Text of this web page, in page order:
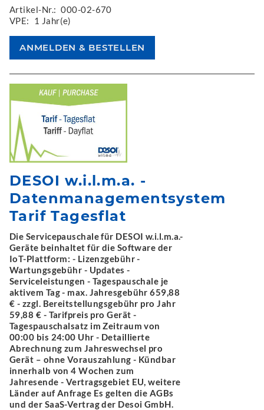
Artikel-Nr.: 000-02-670
VPE:
1 Jahr(e)
DESOI w.i.l.m.a. -
Datenmanagementsystem
Tarif Tagesflat
Die Servicepauschale für DESOI w.i.l.m.a.-
Geräte beinhaltet für die Software der
IoT-Plattform: - Lizenzgebühr -
Wartungsgebühr - Updates -
Serviceleistungen - Tagespauschale je
aktivem Tag - max. Jahresgebühr 659,88
€ - zzgl. Bereitstellungsgebühr pro Jahr
59,88 € - Tarifpreis pro Gerät -
Tagespauschalsatz im Zeitraum von
00:00 bis 24:00 Uhr - Detaillierte
Abrechnung zum Jahreswechsel pro
Gerät – ohne Vorauszahlung - Kündbar
innerhalb von 4 Wochen zum
Jahresende - Vertragsgebiet EU, weitere
Länder auf Anfrage Es gelten die AGBs
und der SaaS-Vertrag der Desoi GmbH.